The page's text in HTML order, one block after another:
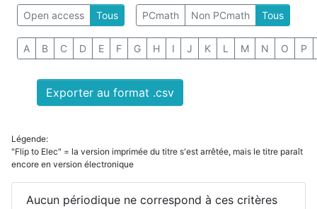
Open access Tous PCmath Non PCmath Tous
A B C D E F G H I J K L M N O P
Exporter au format .csv
Légende:
"Flip to Elec" = la version imprimée du titre s'est arrêtée, mais le titre paraît
encore en version électronique
Aucun périodique ne correspond à ces critères